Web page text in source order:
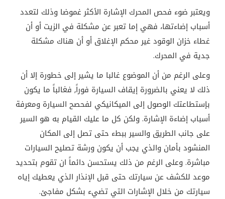
ويعتبر ضوء فحص المحرك الإشارة الأكثر غموضا وذلك لتعدد
أسباب إضاءتها، فهي إما تعبر عن مشكلة في الزيت أو أن
غطاء خزان الوقود غير محكم الإغلاق أو أن هناك مشكلة
جدية في المحرك.
وعلى الرغم من أن الموضوع غالبا ما يشير إلى خطورة إلا أن
ذلك لا يعني بالضرورة إيقاف السيارة فوراً, فغالباً ما يكون
بإستطاعتك الوصول إلى الميكانيكي لفحصح السيارة ومعرفة
أسباب إضاءة الإشارة. ولكن كل ما عليك القيام به هو السير
على جانب الطريق والسير ببطء حتى تصل إلى المكان
المنشود بأمان والذي يجب أن يكون ورشة تصليح السيارات
مباشرة. وعلى الرغم من ذلك يستحسن دائماً ان تقوم بتحديد
موعد للكشف عن سيارتك حتى قبل الإنذار الذي يعطيك إياه
سيارتك من خلال الإشارات التي تضيء بشكل مفاجئ.